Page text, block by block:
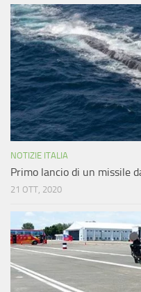
NOTIZIE ITALIA
Primo lancio di un missile
21 OTT, 2020